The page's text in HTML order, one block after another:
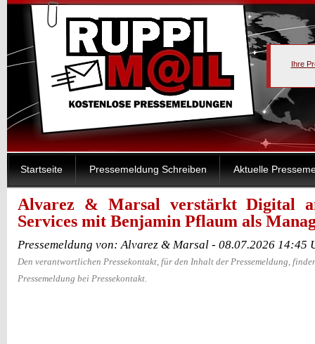
Ihre
Startseite Pressemeldung Schreiben Aktuelle
Alvarez & Marsal verstärkt Digital
Services mit Benjamin Pflaum als
Pressemeldung von: Alvarez & Marsal - 08.07.2026 14:45
Den verantwortlichen Pressekontakt, für den Inhalt der Pressemeldung,
Pressemeldung bei Pressekontakt.